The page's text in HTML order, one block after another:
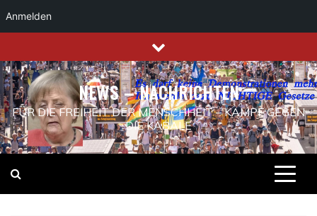
Anmelden
to
content
NEWS – NACHRICHTEN
FÜR DIE FREIHEIT DER MENSCHHEIT – KAMPF GEGEN
DIE KABALE